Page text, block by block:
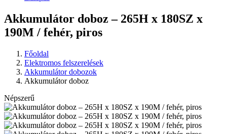
Akkumulátor doboz – 265H x 180SZ x
190M / fehér, piros
Főoldal
Elektromos felszerelések
Akkumulátor dobozok
Akkumulátor doboz
Népszerű